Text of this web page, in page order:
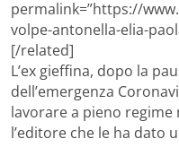
permalink=”https://
volpe-antonella-elia-
[/related]
L’ex gieffina, dopo la
dell’emergenza
lavorare a pieno
l’editore che le ha dato